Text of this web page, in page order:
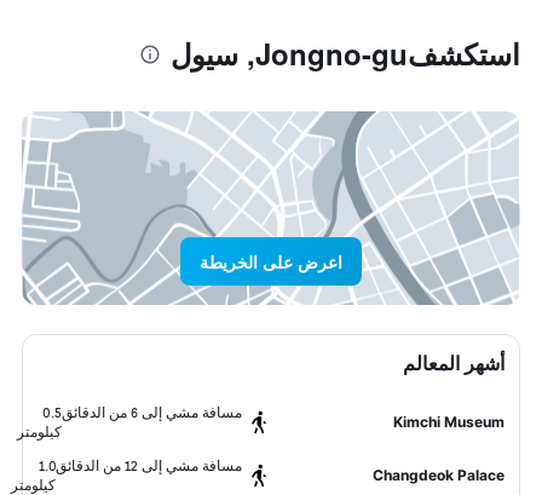
استكشفJongno-gu, سيول
اعرض على الخريطة
أشهر المعالم
Kimchi Museum
مسافة مشي إلى 6 من الدقائق
0.5
كيلومتر
Changdeok Palace
مسافة مشي إلى 12 من الدقائق
1.0
كيلومتر